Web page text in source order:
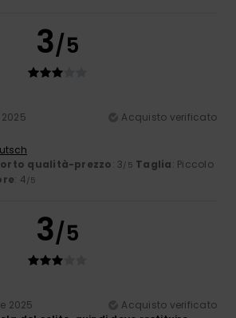
3/5
Acquisto verificato
qualità-prezzo: 3/5 Taglia: Piccolo
: 4/5
3/5
2025
Acquisto verificato